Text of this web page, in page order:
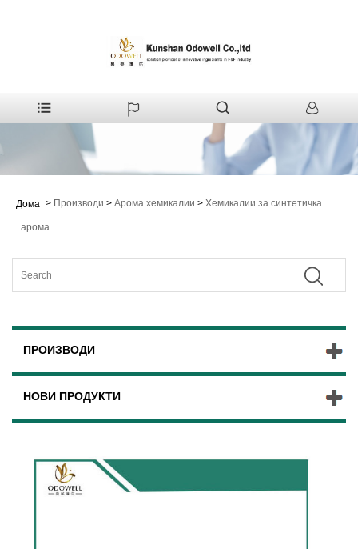
Дома > Производи > Арома хемикалии > Хемикалии за синтетичка
арома
ПРОИЗВОДИ
НОВИ ПРОДУКТИ